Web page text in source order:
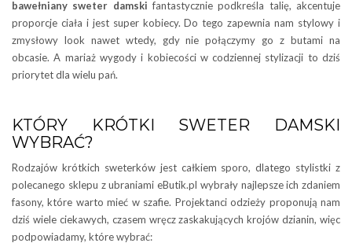
bawełniany sweter damski fantastycznie podkreśla talię, akcentuje
proporcje ciała i jest super kobiecy. Do tego zapewnia nam stylowy i
zmysłowy look nawet wtedy, gdy nie połączymy go z butami na
obcasie. A mariaż wygody i kobiecości w codziennej stylizacji to dziś
priorytet dla wielu pań.
KTÓRY KRÓTKI SWETER DAMSKI
WYBRAĆ?
Rodzajów krótkich sweterków jest całkiem sporo, dlatego stylistki z
polecanego sklepu z ubraniami eButik.pl wybrały najlepsze ich zdaniem
fasony, które warto mieć w szafie. Projektanci odzieży proponują nam
dziś wiele ciekawych, czasem wręcz zaskakujących krojów dzianin, więc
podpowiadamy, które wybrać: